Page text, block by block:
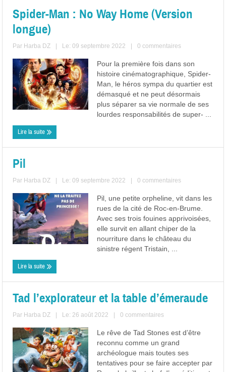
Spider-Man : No Way Home (Version
longue)
Par Harba DZ Le: 09 septembre 2022 0 commentaires
Pour la première fois dans son
histoire cinématographique, Spider-
Man, le héros sympa du quartier est
démasqué et ne peut désormais
plus séparer sa vie normale de ses
lourdes responsabilités de super- ...
Lire la suite
Pil
Par Harba DZ Le: 09 septembre 2022 0 commentaires
Pil, une petite orpheline, vit dans les
rues de la cité de Roc-en-Brume.
Avec ses trois fouines apprivoisées,
elle survit en allant chiper de la
nourriture dans le château du
sinistre régent Tristain, ...
Lire la suite
Tad l’explorateur et la table d’émeraude
Par Harba DZ Le: 26 août 2022 0 commentaires
Le rêve de Tad Stones est d’être
reconnu comme un grand
archéologue mais toutes ses
tentatives pour se faire accepter par